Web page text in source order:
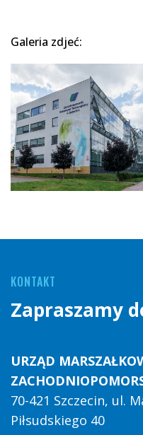
Galeria zdjeć:
KONTAKT
Zapraszamy
URZĄD
70-421 Szczecin, ul.
Piłsudskiego 40